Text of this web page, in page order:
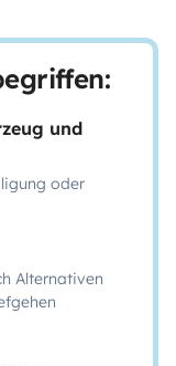
und
oder
Alternativen